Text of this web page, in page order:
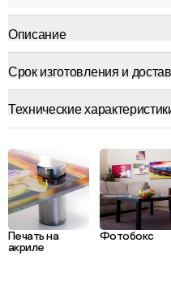
Описание
Срок изготовления и
Технические
Печать на
акриле
Фотобокс